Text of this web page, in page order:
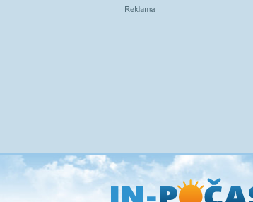
Přejít
na
hlavní
obsah